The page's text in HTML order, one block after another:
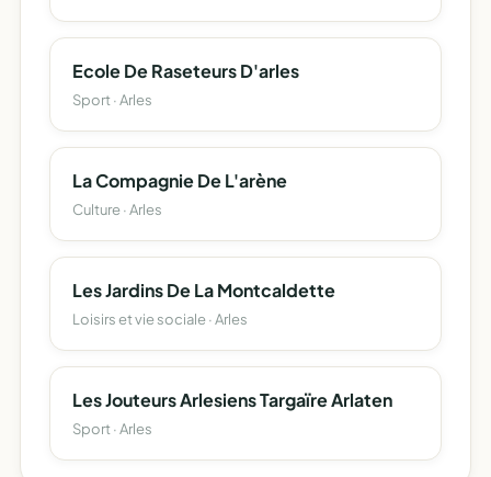
Ecole De Raseteurs D'arles
Sport · Arles
La Compagnie De L'arène
Culture · Arles
Les Jardins De La Montcaldette
Loisirs et vie sociale · Arles
Les Jouteurs Arlesiens Targaïre Arlaten
Sport · Arles